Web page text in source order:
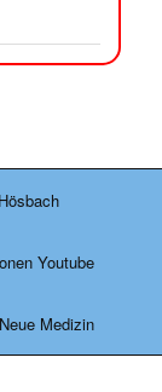
Youtube
Medizin